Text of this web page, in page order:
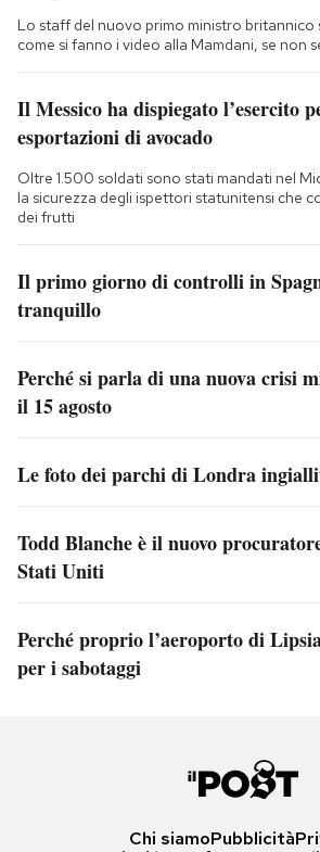
Lo staff del nuovo primo ministro britannico
come si fanno i video alla Mamdani, se non
Il Messico ha dispiegato l’esercito
esportazioni di avocado
Oltre 1.500 soldati sono stati mandati nel
la sicurezza degli ispettori statunitensi che
dei frutti
Il primo giorno di controlli in
tranquillo
Perché si parla di una nuova crisi
il 15 agosto
Le foto dei parchi di Londra
Todd Blanche è il nuovo
Stati Uniti
Perché proprio l’aeroporto di
per i sabotaggi
Chi siamoPubblicità